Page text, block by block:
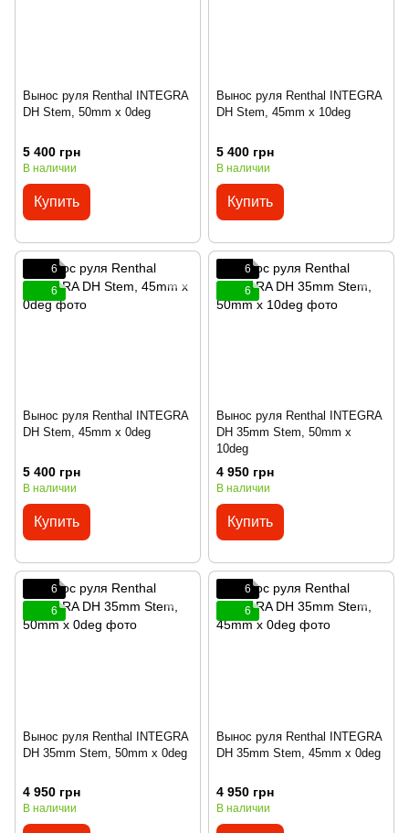
Вынос руля Renthal INTEGRA
DH Stem, 50mm x 0deg
5 400 грн
В наличии
Купить
Вынос руля Renthal INTEGRA
DH Stem, 45mm x 10deg
5 400 грн
В наличии
Купить
6
6
Вынос руля Renthal INTEGRA
DH Stem, 45mm x 0deg
5 400 грн
В наличии
Купить
6
6
Вынос руля Renthal INTEGRA
DH 35mm Stem, 50mm x
10deg
4 950 грн
В наличии
Купить
6
6
Вынос руля Renthal INTEGRA
DH 35mm Stem, 50mm x 0deg
4 950 грн
В наличии
6
6
Вынос руля Renthal INTEGRA
DH 35mm Stem, 45mm x 0deg
4 950 грн
В наличии